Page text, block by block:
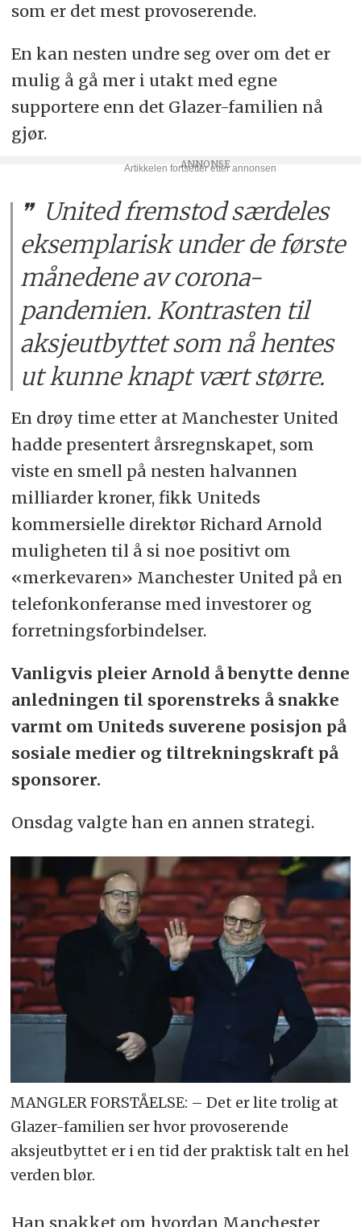
som er det mest provoserende.
En kan nesten undre seg over om det er
mulig å gå mer i utakt med egne
supportere enn det Glazer-familien nå
gjør.
United fremstod særdeles
eksemplarisk under de første
månedene av corona-
pandemien. Kontrasten til
aksjeutbyttet som nå hentes
ut kunne knapt vært større.
En drøy time etter at Manchester United
hadde presentert årsregnskapet, som
viste en smell på nesten halvannen
milliarder kroner, fikk Uniteds
kommersielle direktør Richard Arnold
muligheten til å si noe positivt om
«merkevaren» Manchester United på en
telefonkonferanse med investorer og
forretningsforbindelser.
Vanligvis pleier Arnold å benytte denne
anledningen til sporenstreks å snakke
varmt om Uniteds suverene posisjon på
sosiale medier og tiltrekningskraft på
sponsorer.
Onsdag valgte han en annen strategi.
MANGLER FORSTÅELSE: – Det er lite trolig at
Glazer-familien ser hvor provoserende
aksjeutbyttet er i en tid der praktisk talt en hel
verden blør.
Han snakket om hvordan Manchester